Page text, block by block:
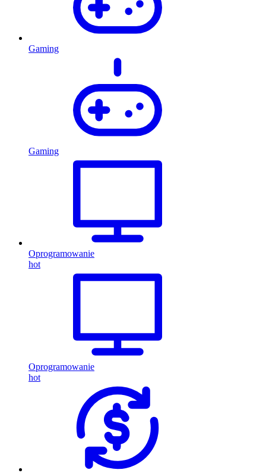
Gaming
Gaming
Oprogramowanie
hot
Oprogramowanie
hot